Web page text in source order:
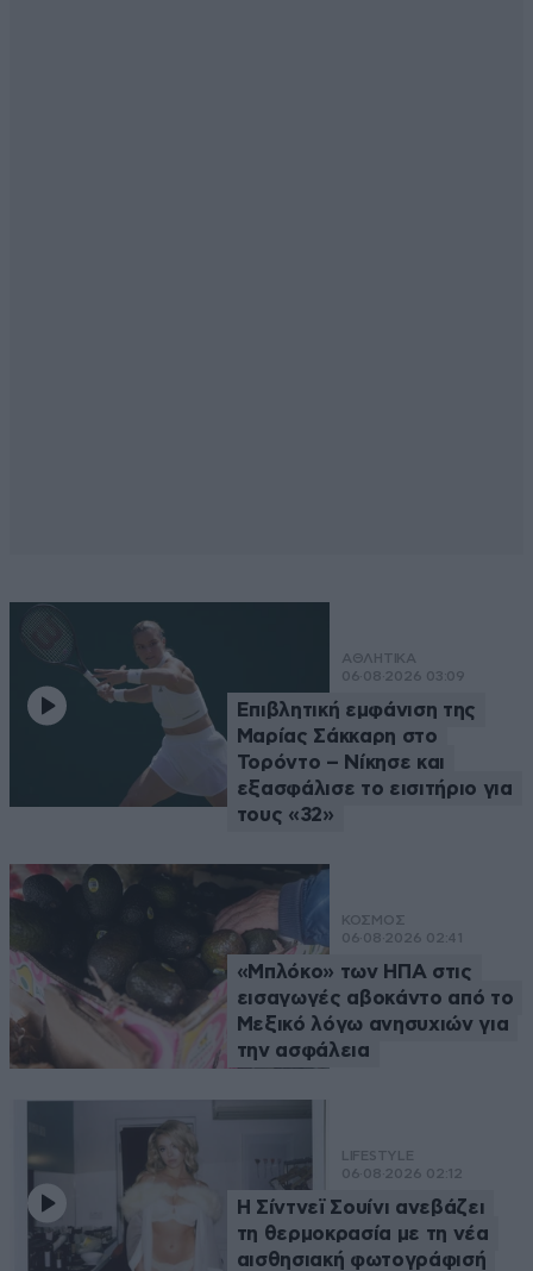
ΑΘΛΗΤΙΚΑ
06·08·2026 03:09
Επιβλητική εμφάνιση της
Μαρίας Σάκκαρη στο
Τορόντο – Νίκησε και
εξασφάλισε το εισιτήριο για
τους «32»
ΚΟΣΜΟΣ
06·08·2026 02:41
«Μπλόκο» των ΗΠΑ στις
εισαγωγές αβοκάντο από το
Μεξικό λόγω ανησυχιών για
την ασφάλεια
LIFESTYLE
06·08·2026 02:12
Η Σίντνεϊ Σουίνι ανεβάζει
τη θερμοκρασία με τη νέα
αισθησιακή φωτογράφισή